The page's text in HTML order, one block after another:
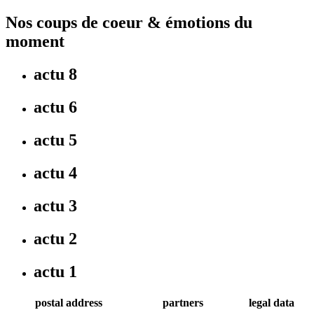
Nos coups de coeur & émotions du
moment
actu 8
actu 6
actu 5
actu 4
actu 3
actu 2
actu 1
postal address partners legal data